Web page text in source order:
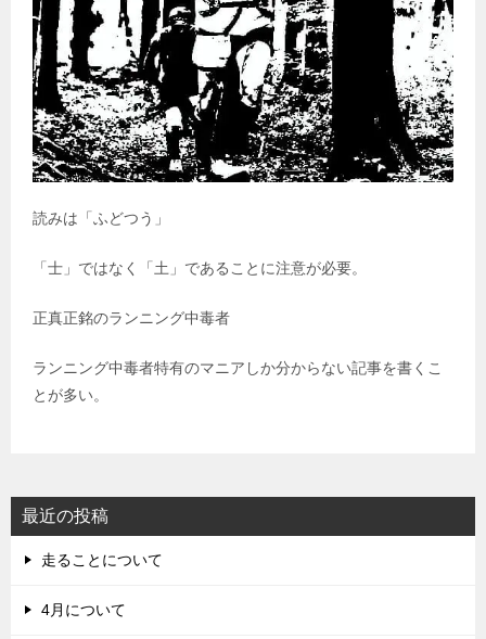
読みは「ふどつう」
「士」ではなく「土」であることに注意が必要。
正真正銘のランニング中毒者
ランニング中毒者特有のマニアしか分からない記事を書くこ
とが多い。
最近の投稿
走ることについて
4月について